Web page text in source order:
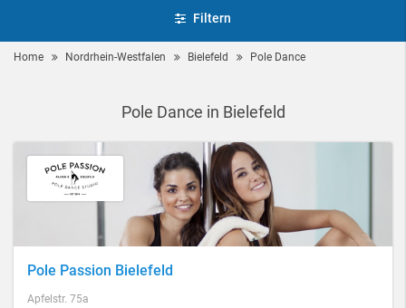
Filtern
Home Nordrhein-Westfalen Bielefeld Pole Dance
Pole Dance in Bielefeld
Pole Passion Bielefeld
Apfelstr. 75a